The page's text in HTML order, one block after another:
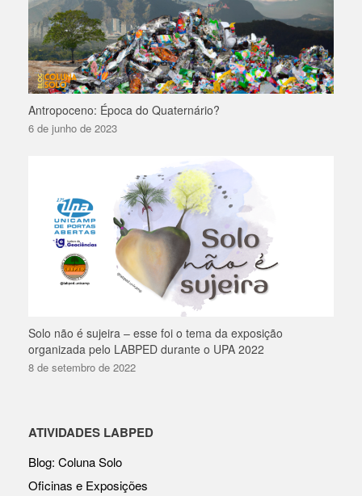
Antropoceno: Época do Quaternário?
6 de junho de 2023
Solo não é sujeira – esse foi o tema da exposição
organizada pelo LABPED durante o UPA 2022
8 de setembro de 2022
ATIVIDADES LABPED
Blog: Coluna Solo
Oficinas e Exposições